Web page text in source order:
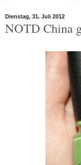
Dienstag, 31. Juli 2012
NOTD China